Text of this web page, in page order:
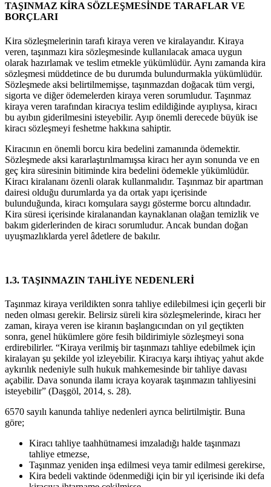
TAŞINMAZ KİRA SÖZLEŞMESİNDE TARAFLAR VE
BORÇLARI
Kira sözleşmelerinin tarafı kiraya veren ve kiralayandır. Kiraya
veren, taşınmazı kira sözleşmesinde kullanılacak amaca uygun
olarak hazırlamak ve teslim etmekle yükümlüdür. Aynı zamanda kira
sözleşmesi müddetince de bu durumda bulundurmakla yükümlüdür.
Sözleşmede aksi belirtilmemişse, taşınmazdan doğacak tüm vergi,
sigorta ve diğer ödemelerden kiraya veren sorumludur. Taşınmaz
kiraya veren tarafından kiracıya teslim edildiğinde ayıplıysa, kiracı
bu ayıbın giderilmesini isteyebilir. Ayıp önemli derecede büyük ise
kiracı sözleşmeyi feshetme hakkına sahiptir.
Kiracının en önemli borcu kira bedelini zamanında ödemektir.
Sözleşmede aksi kararlaştırılmamışsa kiracı her ayın sonunda ve en
geç kira süresinin bitiminde kira bedelini ödemekle yükümlüdür.
Kiracı kiralananı özenli olarak kullanmalıdır. Taşınmaz bir apartman
dairesi olduğu durumlarda ya da ortak yapı içerisinde
bulunduğunda, kiracı komşulara saygı gösterme borcu altındadır.
Kira süresi içerisinde kiralanandan kaynaklanan olağan temizlik ve
bakım giderlerinden de kiracı sorumludur. Ancak bundan doğan
uyuşmazlıklarda yerel âdetlere de bakılır.
1.3. TAŞINMAZIN TAHLİYE NEDENLERİ
Taşınmaz kiraya verildikten sonra tahliye edilebilmesi için geçerli bir
neden olması gerekir. Belirsiz süreli kira sözleşmelerinde, kiracı her
zaman, kiraya veren ise kiranın başlangıcından on yıl geçtikten
sonra, genel hükümlere göre fesih bildirimiyle sözleşmeyi sona
erdirebilirler. “Kiraya verilmiş bir taşınmazı tahliye edebilmek için
kiralayan şu şekilde yol izleyebilir. Kiracıya karşı ihtiyaç yahut akde
aykırılık nedeniyle sulh hukuk mahkemesinde bir tahliye davası
açabilir. Dava sonunda ilamı icraya koyarak taşınmazın tahliyesini
isteyebilir” (Daşgöl, 2014, s. 28).
6570 sayılı kanunda tahliye nedenleri ayrıca belirtilmiştir. Buna
göre;
Kiracı tahliye taahhütnamesi imzaladığı halde taşınmazı
tahliye etmezse,
Taşınmaz yeniden inşa edilmesi veya tamir edilmesi gerekirse,
Kira bedeli vaktinde ödenmediği için bir yıl içerisinde iki defa